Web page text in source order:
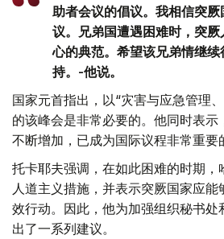
助者会议的倡议。我相信突
议。兄弟国遭遇困难时，突
心的典范。希望该兄弟情继
持。-他说。
国家元首指出，以“灾害与应急管理
的该峰会是非常必要的。他同时表
不断增加，已成为国际议程非常重要
托卡耶夫强调，在如此困难的时期，
人道主义措施，并表示突厥国家应
效行动。因此，他为加强组织秘书处
出了一系列建议。